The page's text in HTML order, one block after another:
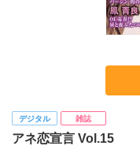
デジタル 雑誌
アネ恋宣言 Vol.15